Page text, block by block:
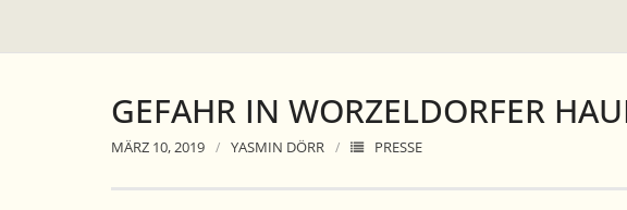
GEFAHR IN WORZELDORFER
MÄRZ 10, 2019 YASMIN DÖRR PRESSE